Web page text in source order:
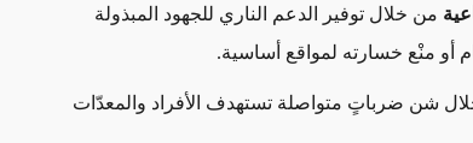
من خلال توفير الدعم الناري للجهود المبذولة
أو منْع خسارته لمواقع أساسية.
شن ضرباتٍ متواصلة تستهدف الأفراد والمعدّات